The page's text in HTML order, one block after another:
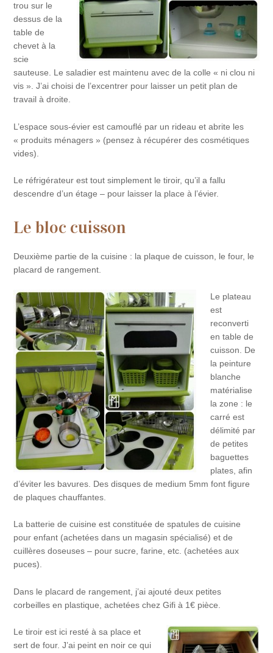
trou sur le
dessus de la
table de
chevet à la
scie
sauteuse. Le saladier est maintenu avec de la colle « ni clou ni
vis ». J’ai choisi de l’excentrer pour laisser un petit plan de
travail à droite.
L’espace sous-évier est camouflé par un rideau et abrite les
« produits ménagers » (pensez à récupérer des cosmétiques
vides).
Le réfrigérateur est tout simplement le tiroir, qu’il a fallu
descendre d’un étage – pour laisser la place à l’évier.
Le bloc cuisson
Deuxième partie de la cuisine : la plaque de cuisson, le four, le
placard de rangement.
Le plateau
est
reconverti
en table de
cuisson. De
la peinture
blanche
matérialise
la zone : le
carré est
délimité par
de petites
baguettes
plates, afin
d’éviter les bavures. Des disques de medium 5mm font figure
de plaques chauffantes.
La batterie de cuisine est constituée de spatules de cuisine
pour enfant (achetées dans un magasin spécialisé) et de
cuillères doseuses – pour sucre, farine, etc. (achetées aux
puces).
Dans le placard de rangement, j’ai ajouté deux petites
corbeilles en plastique, achetées chez Gifi à 1€ pièce.
Le tiroir est ici resté à sa place et
sert de four. J’ai peint en noir ce qui